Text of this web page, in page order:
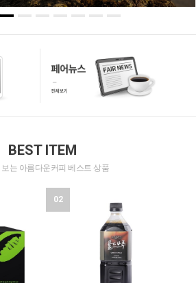
BEST ITEM
보는 아름다운커피 베스트 상품
02